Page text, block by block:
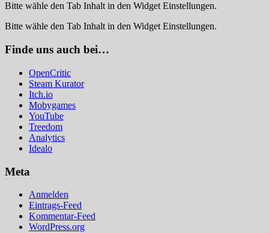
Bitte wähle den Tab Inhalt in den Widget Einstellungen.
Bitte wähle den Tab Inhalt in den Widget Einstellungen.
Finde uns auch bei…
OpenCritic
Steam Kurator
Itch.io
Mobygames
YouTube
Treedom
Analytics
Idealo
Meta
Anmelden
Eintrags-Feed
Kommentar-Feed
WordPress.org